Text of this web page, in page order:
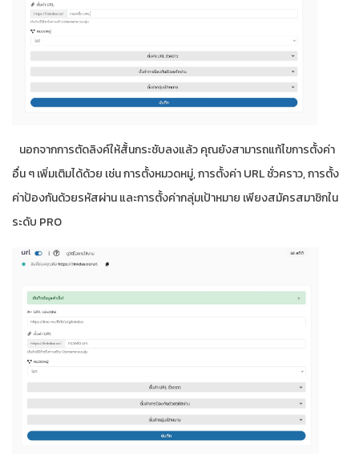
นอกจากการตัดลิงค์ให้สั้นกระชับลงแล้ว คุณยังสามารถแก้ไขการตั้งค่า
อื่น ๆ เพิ่มเติมได้ด้วย เช่น การตั้งหมวดหมู่, การตั้งค่า URL ชั่วคราว, การตั้ง
ค่าป้องกันด้วยรหัสผ่าน และการตั้งค่ากลุ่มเป้าหมาย เพียงสมัครสมาชิกใน
ระดับ PRO